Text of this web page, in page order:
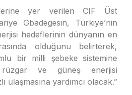
yer verilen CIF Üst
Gbadegesin, Türkiye’nin
hedeflerinin dünyanın en
olduğunu belirterek,
bir milli şebeke sistemine
ve güneş enerjisi
ulaşmasına yardımcı olacak.”